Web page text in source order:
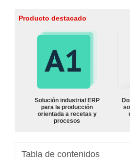
Producto destacado
Solución industrial ERP
para la producción
orientada a recetas y
procesos
Tabla de contenidos